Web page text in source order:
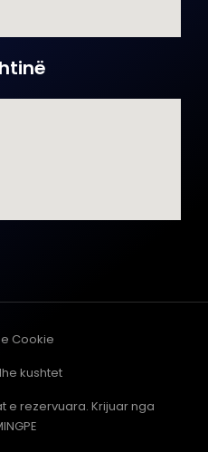
e rezervuara. Krijuar nga
Cookie
kushtet